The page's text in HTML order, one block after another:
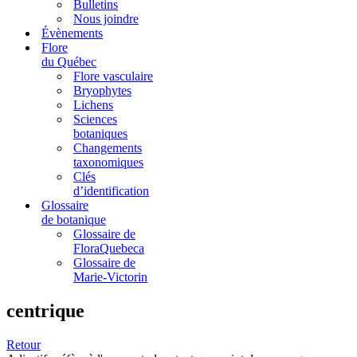
Bulletins
Nous joindre
Évènements
Flore
du Québec
Flore vasculaire
Bryophytes
Lichens
Sciences
botaniques
Changements
taxonomiques
Clés
d’identification
Glossaire
de botanique
Glossaire de
FloraQuebeca
Glossaire de
Marie-Victorin
centrique
Retour